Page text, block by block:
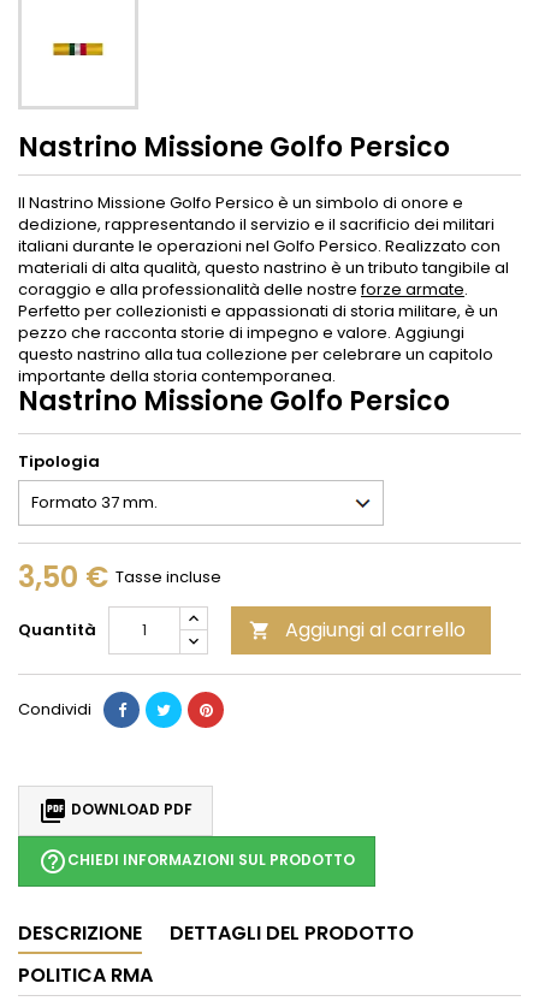
Nastrino Missione Golfo Persico
Il Nastrino Missione Golfo Persico è un simbolo di onore e
dedizione, rappresentando il servizio e il sacrificio dei militari
italiani durante le operazioni nel Golfo Persico. Realizzato con
materiali di alta qualità, questo nastrino è un tributo tangibile al
coraggio e alla professionalità delle nostreforze armate.
Perfetto per collezionisti e appassionati di storia militare, è un
pezzo che racconta storie di impegno e valore. Aggiungi
questo nastrino alla tua collezione per celebrare un capitolo
importante della storia contemporanea.
Nastrino Missione Golfo Persico
Tipologia
3,50 € Tasse incluse
Quantità  Aggiungi al carrello
Condividi
 DOWNLOAD PDF
help_outlineCHIEDI INFORMAZIONI SUL PRODOTTO
DESCRIZIONE
DETTAGLI DEL PRODOTTO
POLITICA RMA